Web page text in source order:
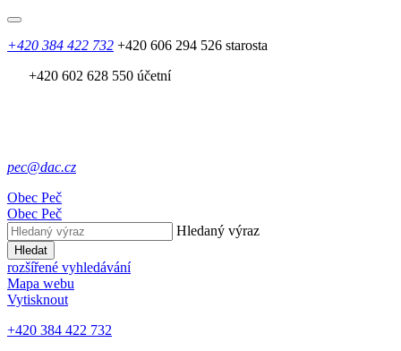
+420 384 422 732 +420 606 294 526 starosta
+420 602 628 550 účetní
pec@dac.cz
Obec Peč
Obec Peč
Hledaný výraz
Hledat
rozšířené vyhledávání
Mapa webu
Vytisknout
+420 384 422 732